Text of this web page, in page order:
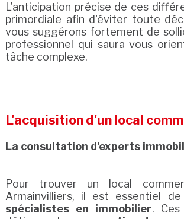
L'anticipation précise de ces
primordiale afin d'éviter toute
vous suggérons fortement de
professionnel qui saura vous
tâche complexe.
L'acquisition d'un local
La consultation d'experts
Pour trouver un local
Armainvilliers, il est essentiel
spécialistes en immobilier. Ces